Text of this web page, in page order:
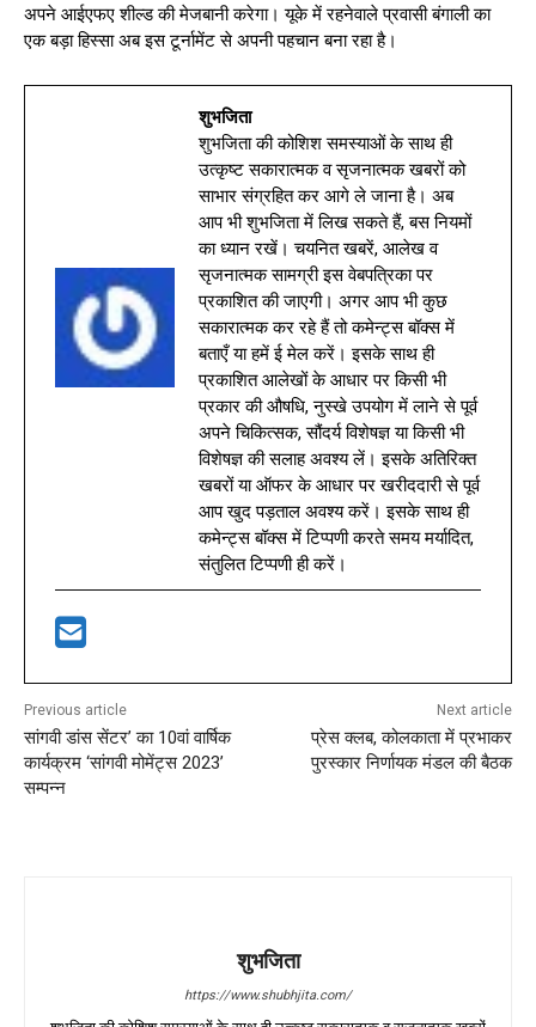
अपने आईएफए शील्ड की मेजबानी करेगा। यूके में रहनेवाले प्रवासी बंगाली का
एक बड़ा हिस्सा अब इस टूर्नामेंट से अपनी पहचान बना रहा है।
शुभजिता
शुभजिता की कोशिश समस्याओं के साथ ही
उत्कृष्ट सकारात्मक व सृजनात्मक खबरों को
साभार संग्रहित कर आगे ले जाना है। अब
आप भी शुभजिता में लिख सकते हैं, बस नियमों
का ध्यान रखें। चयनित खबरें, आलेख व
सृजनात्मक सामग्री इस वेबपत्रिका पर
प्रकाशित की जाएगी। अगर आप भी कुछ
सकारात्मक कर रहे हैं तो कमेन्ट्स बॉक्स में
बताएँ या हमें ई मेल करें। इसके साथ ही
प्रकाशित आलेखों के आधार पर किसी भी
प्रकार की औषधि, नुस्खे उपयोग में लाने से पूर्व
अपने चिकित्सक, सौंदर्य विशेषज्ञ या किसी भी
विशेषज्ञ की सलाह अवश्य लें। इसके अतिरिक्त
खबरों या ऑफर के आधार पर खरीददारी से पूर्व
आप खुद पड़ताल अवश्य करें। इसके साथ ही
कमेन्ट्स बॉक्स में टिप्पणी करते समय मर्यादित,
संतुलित टिप्पणी ही करें।
Previous article
सांगवी डांस सेंटर’ का 10वां वार्षिक
कार्यक्रम ‘सांगवी मोमेंट्स 2023’
सम्पन्न
Next article
प्रेस क्लब, कोलकाता में प्रभाकर
पुरस्कार निर्णायक मंडल की बैठक
शुभजिता
https://www.shubhjita.com/